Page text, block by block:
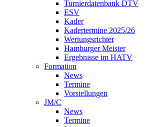
Turnierdatenbank DTV
ESV
Kader
Kadertermine 2025/26
Wertungsrichter
Hamburger Meister
Ergebnisse im HATV
Formation
News
Termine
Vorstellungen
JM/C
News
Termine